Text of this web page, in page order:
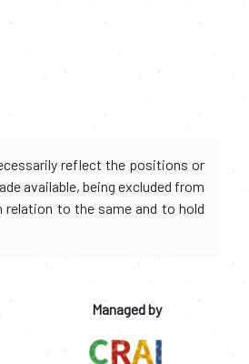
reflect the positions or
available, being excluded from
to the same and to hold
Managed by